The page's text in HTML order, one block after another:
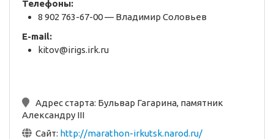
Телефоны:
8 902 763-67-00 — Владимир Соловьев
E-mail:
kitov@irigs.irk.ru
Адрес старта: Бульвар Гагарина, памятник
Александру III
Сайт: http://marathon-irkutsk.narod.ru/